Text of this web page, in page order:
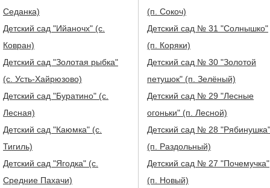
Седанка)
Детский сад "Ийаночх" (с.
Ковран)
Детский сад "Золотая рыбка"
(с. Усть-Хайрюзово)
Детский сад "Буратино" (с.
Лесная)
Детский сад "Каюмка" (с.
Тигиль)
Детский сад "Ягодка" (с.
Средние Пахачи)
(п. Сокоч)
Детский сад № 31 "Солнышко"
(п. Коряки)
Детский сад № 30 "Золотой
петушок" (п. Зелёный)
Детский сад № 29 "Лесные
огоньки" (п. Лесной)
Детский сад № 28 "Рябинушка"
(п. Раздольный)
Детский сад № 27 "Почемучка"
(п. Новый)